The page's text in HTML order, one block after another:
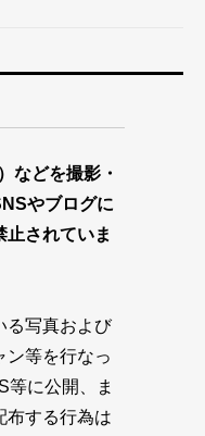
などを撮影・
やブログに
止されていま
る写真および
ン等を行なっ
等に公開、ま
布する行為は